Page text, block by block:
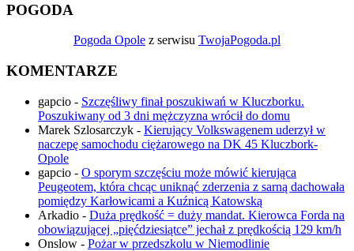
POGODA
Pogoda Opole z serwisu TwojaPogoda.pl
KOMENTARZE
gapcio - Szczęśliwy finał poszukiwań w Kluczborku.
Poszukiwany od 3 dni mężczyzna wrócił do domu
Marek Szlosarczyk - Kierujący Volkswagenem uderzył w
naczepę samochodu ciężarowego na DK 45 Kluczbork-
Opole
gapcio - O sporym szczęściu może mówić kierująca
Peugeotem, która chcąc uniknąć zderzenia z sarną dachowała
pomiędzy Karłowicami a Kuźnicą Katowską
Arkadio - Duża prędkość = duży mandat. Kierowca Forda na
obowiązującej „pięćdziesiątce” jechał z prędkością 129 km/h
Onslow - Pożar w przedszkolu w Niemodlinie